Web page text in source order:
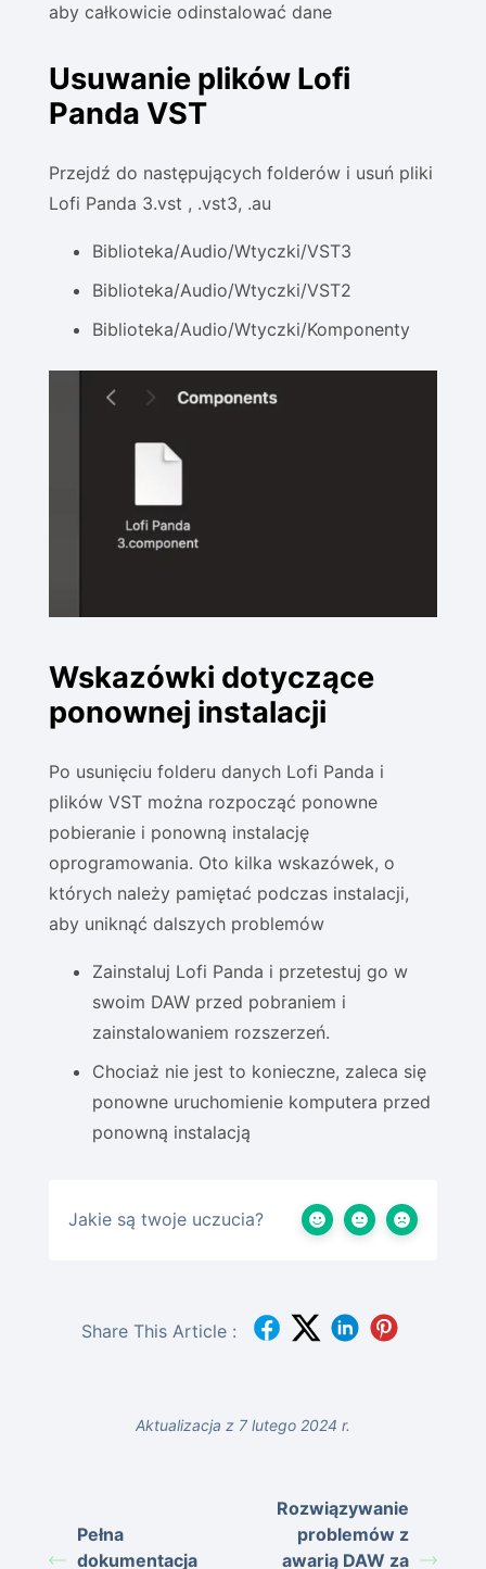
aby całkowicie odinstalować dane
Usuwanie plików Lofi
Panda VST
Przejdź do następujących folderów i usuń pliki
Lofi Panda 3.vst , .vst3, .au
Biblioteka/Audio/Wtyczki/VST3
Biblioteka/Audio/Wtyczki/VST2
Biblioteka/Audio/Wtyczki/Komponenty
Wskazówki dotyczące
ponownej instalacji
Po usunięciu folderu danych Lofi Panda i
plików VST można rozpocząć ponowne
pobieranie i ponowną instalację
oprogramowania. Oto kilka wskazówek, o
których należy pamiętać podczas instalacji,
aby uniknąć dalszych problemów
Zainstaluj Lofi Panda i przetestuj go w
swoim DAW przed pobraniem i
zainstalowaniem rozszerzeń.
Chociaż nie jest to konieczne, zaleca się
ponowne uruchomienie komputera przed
ponowną instalacją
Jakie są twoje uczucia?
Share This Article :
Aktualizacja z 7 lutego 2024 r.
Pełna
dokumentacja
Rozwiązywanie
problemów z
awarią DAW za